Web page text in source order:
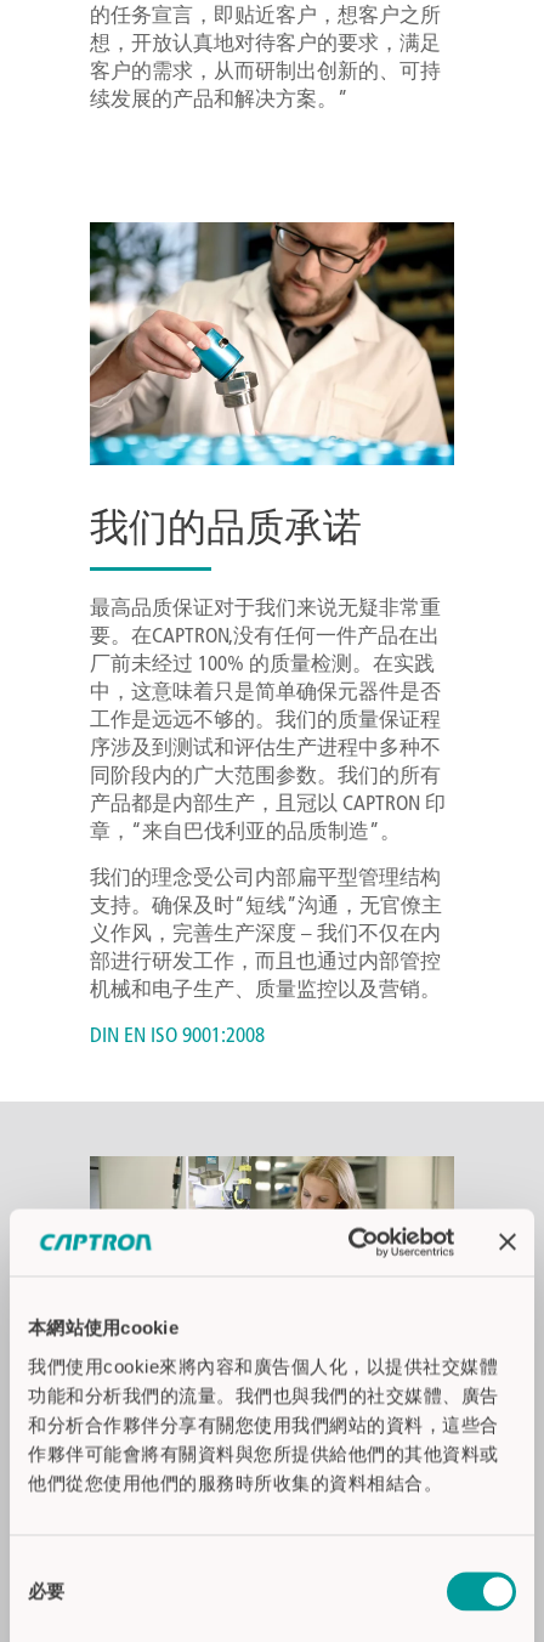
本網站使用cookie
我們使用cookie來將內容和廣告個人化，以提供社交媒體
功能和分析我們的流量。我們也與我們的社交媒體、廣告
和分析合作夥伴分享有關您使用我們網站的資料，這些合
作夥伴可能會將有關資料與您所提供給他們的其他資料或
他們從您使用他們的服務時所收集的資料相結合。
必要
的任务宣言，即贴近客户，想客户之所
想，开放认真地对待客户的要求，满足
客户的需求，从而研制出创新的、可持
续发展的产品和解决方案。”
我们的品质承诺
最高品质保证对于我们来说无疑非常重
要。在CAPTRON,没有任何一件产品在出
厂前未经过 100% 的质量检测。在实践
中，这意味着只是简单确保元器件是否
工作是远远不够的。我们的质量保证程
序涉及到测试和评估生产进程中多种不
同阶段内的广大范围参数。我们的所有
产品都是内部生产，且冠以 CAPTRON 印
章，“来自巴伐利亚的品质制造”。
我们的理念受公司内部扁平型管理结构
支持。确保及时“短线”沟通，无官僚主
义作风，完善生产深度 – 我们不仅在内
部进行研发工作，而且也通过内部管控
机械和电子生产、质量监控以及营销。
DIN EN ISO 9001:2008
内部生产